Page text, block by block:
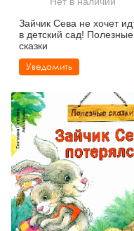
Сказкотерапия
Другие направления
Классический,
НЛП
Психофизиология
Социальная психология
Учебная литература
Классический и
Зайчик Сева не хочет
в детский сад! Полезные
сказки
Уведомить